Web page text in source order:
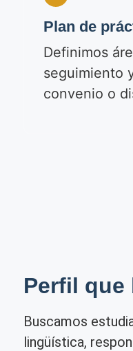
Plan de
Definimos
seguimiento
convenio o
Perfil que
Buscamos
lingüística,